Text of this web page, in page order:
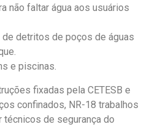
não faltar água aos usuários
detritos de poços de águas
e piscinas.
fixadas pela CETESB e
confinados, NR-18 trabalhos
de segurança do